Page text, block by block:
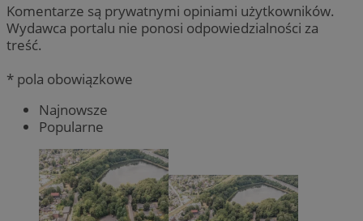
Komentarze są prywatnymi opiniami użytkowników.
Wydawca portalu nie ponosi odpowiedzialności za
treść.
* pola obowiązkowe
Najnowsze
Popularne